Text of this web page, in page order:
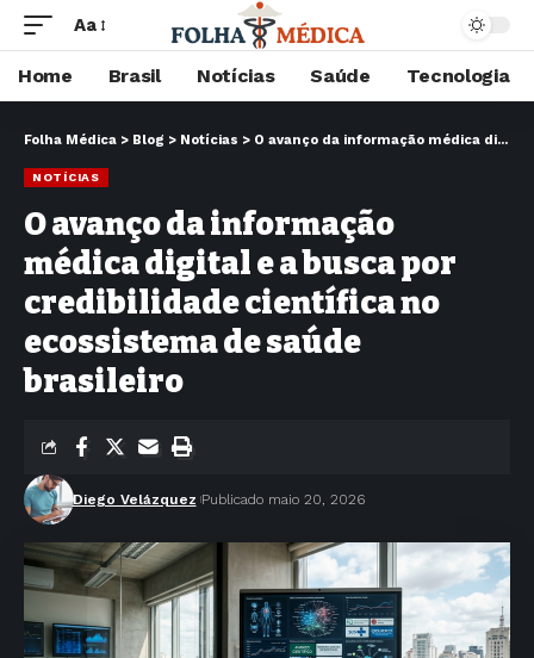
Aa
Home Brasil Notícias Saúde Tecnologia
Folha Médica > Blog > Notícias > O avanço da informação médica digital e a busca por credibilidade científica no ecossistema de saúde brasileiro
NOTÍCIAS
O avanço da informação
médica digital e a busca por
credibilidade científica no
ecossistema de saúde
brasileiro
Diego Velázquez Publicado maio 20, 2026